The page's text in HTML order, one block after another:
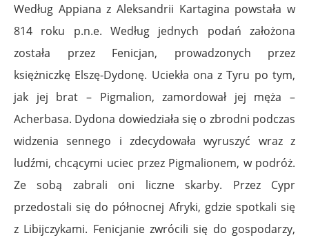
Według Appiana z Aleksandrii Kartagina powstała w
814 roku p.n.e. Według jednych podań założona
została przez Fenicjan, prowadzonych przez
księżniczkę Elszę-Dydonę. Uciekła ona z Tyru po tym,
jak jej brat – Pigmalion, zamordował jej męża –
Acherbasa. Dydona dowiedziała się o zbrodni podczas
widzenia sennego i zdecydowała wyruszyć wraz z
ludźmi, chcącymi uciec przez Pigmalionem, w podróż.
Ze sobą zabrali oni liczne skarby. Przez Cypr
przedostali się do północnej Afryki, gdzie spotkali się
z Libijczykami. Fenicjanie zwrócili się do gospodarzy,